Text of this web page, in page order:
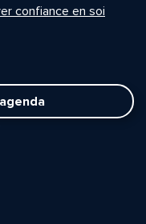
confiance en soi